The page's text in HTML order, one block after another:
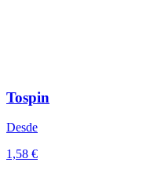
Tospin
Desde
1,58 €